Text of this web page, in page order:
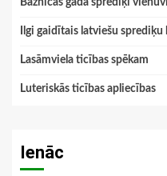
Baznīcas gada sprediķi
Ilgi gaidītais latviešu sprediķu
Lasāmviela ticības spēkam
Luteriskās ticības apliecības
Ienāc